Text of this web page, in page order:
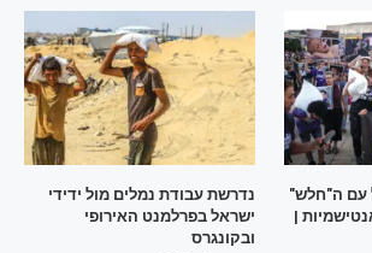
עם ה"חלש"
|
נדרשת עבודת נמלים מול ידידי
ישראל בפרלמנט האירופי
ובקונגרס